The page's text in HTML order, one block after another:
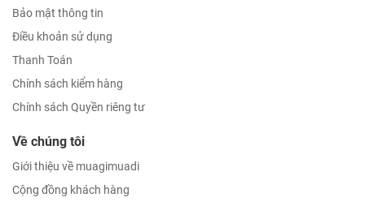
Bảo mật thông tin
Điều khoản sử dụng
Thanh Toán
Chính sách kiểm hàng
Chính sách Quyền riêng tư
Về chúng tôi
Giới thiệu về muagimuadi
Cộng đồng khách hàng